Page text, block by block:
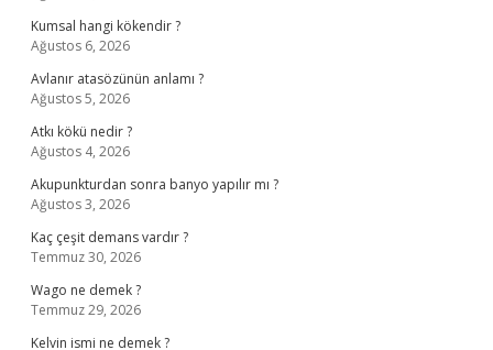
Kumsal hangi kökendir ?
Ağustos 6, 2026
Avlanır atasözünün anlamı ?
Ağustos 5, 2026
Atkı kökü nedir ?
Ağustos 4, 2026
Akupunkturdan sonra banyo yapılır mı ?
Ağustos 3, 2026
Kaç çeşit demans vardır ?
Temmuz 30, 2026
Wago ne demek ?
Temmuz 29, 2026
Kelvin ismi ne demek ?